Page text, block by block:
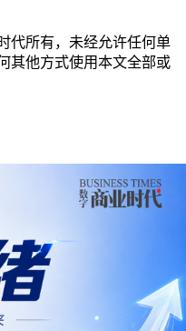
代所有，未经允许任何单
其他方式使用本文全部或